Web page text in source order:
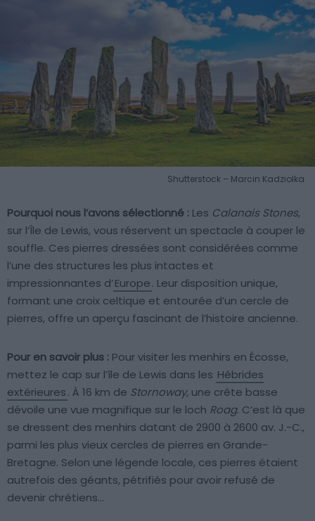
Shutterstock – Marcin Kadziolka
Pourquoi nous l’avons sélectionné : Les Calanais Stones,
sur l’Île de Lewis, vous réservent un spectacle à couper le
souffle. Ces pierres dressées sont considérées comme
l’une des structures les plus intactes et
impressionnantes d’Europe. Leur disposition unique,
formant une croix celtique et entourée d’un cercle de
pierres, offre un aperçu fascinant de l’histoire ancienne.
Pour en savoir plus : Pour visiter les menhirs en Écosse,
mettez le cap sur l’île de Lewis dans les Hébrides
extérieures. À 16 km de Stornoway, une crête basse
dévoile une vue magnifique sur le loch Roag. C’est là que
se dressent des menhirs datant de 2900 à 2600 av. J.-C.,
parmi les plus vieux cercles de pierres en Grande-
Bretagne. Selon une légende locale, ces pierres étaient
autrefois des géants, pétrifiés pour avoir refusé de
devenir chrétiens…